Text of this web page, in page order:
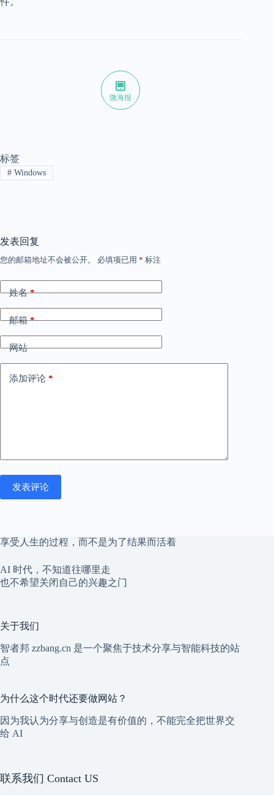
微海报
标签
#Windows
发表回复
您的邮箱地址不会被公开。 必填项已用 * 标注
姓名*
邮箱*
网站
添加评论 *
发表评论
享受人生的过程，而不是为了结果而活着
AI 时代，不知道往哪里走
也不希望关闭自己的兴趣之门
关于我们
智者邦 zzbang.cn 是一个聚焦于技术分享与智能科技的站
点
为什么这个时代还要做网站？
因为我认为分享与创造是有价值的，不能完全把世界交
给 AI
联系我们 Contact US